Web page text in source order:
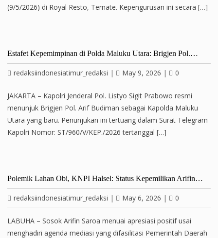
(9/5/2026) di Royal Resto, Ternate. Kepengurusan ini secara […]
Estafet Kepemimpinan di Polda Maluku Utara: Brigjen Pol.…
redaksiindonesiatimur_redaksi | May 9, 2026 | 0
JAKARTA – Kapolri Jenderal Pol. Listyo Sigit Prabowo resmi
menunjuk Brigjen Pol. Arif Budiman sebagai Kapolda Maluku
Utara yang baru. Penunjukan ini tertuang dalam Surat Telegram
Kapolri Nomor: ST/960/V/KEP./2026 tertanggal […]
Polemik Lahan Obi, KNPI Halsel: Status Kepemilikan Arifin…
redaksiindonesiatimur_redaksi | May 6, 2026 | 0
LABUHA – Sosok Arifin Saroa menuai apresiasi positif usai
menghadiri agenda mediasi yang difasilitasi Pemerintah Daerah